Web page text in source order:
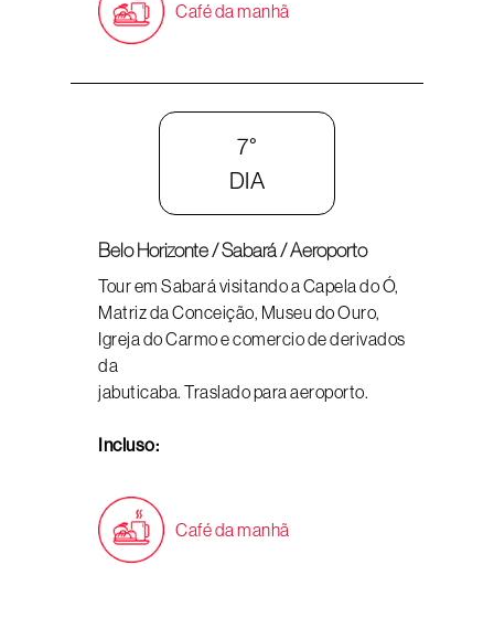
Café da manhã
7°
DIA
Belo Horizonte / Sabará / Aeroporto
Tour em Sabará visitando a Capela do Ó,
Matriz da Conceição, Museu do Ouro,
Igreja do Carmo e comercio de derivados
da
jabuticaba. Traslado para aeroporto.
Incluso:
Café da manhã